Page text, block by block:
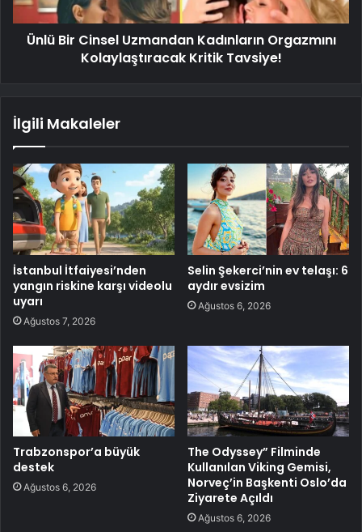
Ünlü Bir Cinsel Uzmandan Kadınların Orgazmını
Kolaylaştıracak Kritik Tavsiye!
İlgili Makaleler
İstanbul İtfaiyesi’nden
yangın riskine karşı videolu
uyarı
Ağustos 7, 2026
Selin Şekerci’nin ev telaşı: 6
aydır evsizim
Ağustos 6, 2026
Trabzonspor’a büyük
destek
Ağustos 6, 2026
The Odyssey” Filminde
Kullanılan Viking Gemisi,
Norveç’in Başkenti Oslo’da
Ziyarete Açıldı
Ağustos 6, 2026